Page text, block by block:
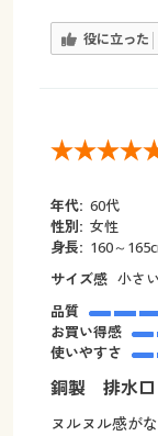
役に立った
年代: 60代
性別: 女性
身長: 160～
サイズ感 小さい
品質
お買い得感
使いやすさ
銅製 排水口
ヌルヌル感が